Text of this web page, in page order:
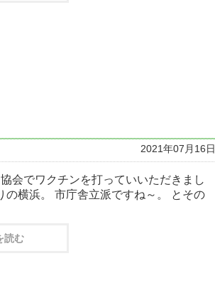
2021年07月16日
会でワクチンを打っていいただきまし
横浜。 市庁舎立派ですね～。 とその
読む